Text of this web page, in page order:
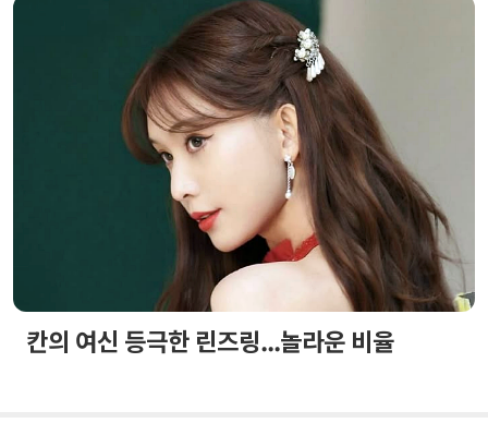
칸의 여신 등극한 린즈링...놀라운 비율